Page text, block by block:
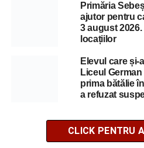
Primăria
ajutor pentru
3 august
locațiilor
Elevul care și-
Liceul
prima bătălie
a refuzat
CLICK PENTRU